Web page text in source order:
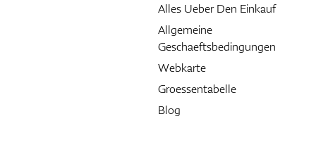
Alles Ueber Den Einkauf
Allgemeine
Geschaeftsbedingungen
Webkarte
Groessentabelle
Blog